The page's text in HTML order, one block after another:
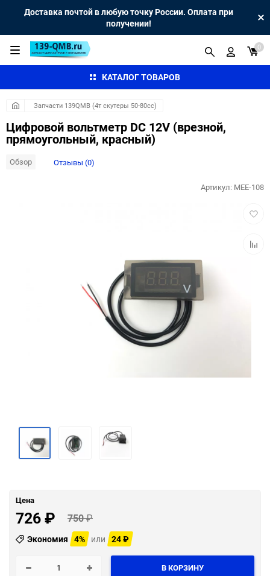
Доставка почтой в любую точку России. Оплата при
получении!
КАТАЛОГ ТОВАРОВ
0
Запчасти 139QMB (4т скутеры 50-80сс)
Цифровой вольтметр DC 12V (врезной,
прямоугольный, красный)
Обзор Отзывы (0)
Артикул: MEE-108
Цена
726₽ 750₽
Экономия 4% или 24₽
В КОРЗИНУ